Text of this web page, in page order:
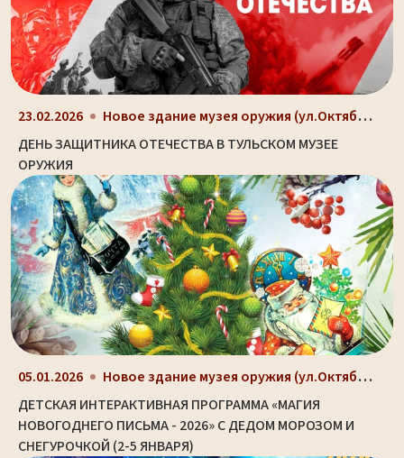
23.02.2026 Новое здание музея оружия (ул.Октябрьская, д. 2)
ДЕНЬ ЗАЩИТНИКА ОТЕЧЕСТВА В ТУЛЬСКОМ МУЗЕЕ
ОРУЖИЯ
05.01.2026 Новое здание музея оружия (ул.Октябрьская, д. 2)
ДЕТСКАЯ ИНТЕРАКТИВНАЯ ПРОГРАММА «МАГИЯ
НОВОГОДНЕГО ПИСЬМА - 2026» С ДЕДОМ МОРОЗОМ И
СНЕГУРОЧКОЙ (2-5 ЯНВАРЯ)